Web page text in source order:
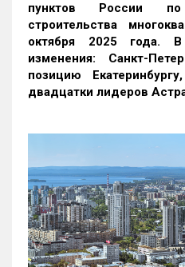
пунктов России
строительства
октября 2025 года.
изменения: Санкт-
позицию
двадцатки лидеров